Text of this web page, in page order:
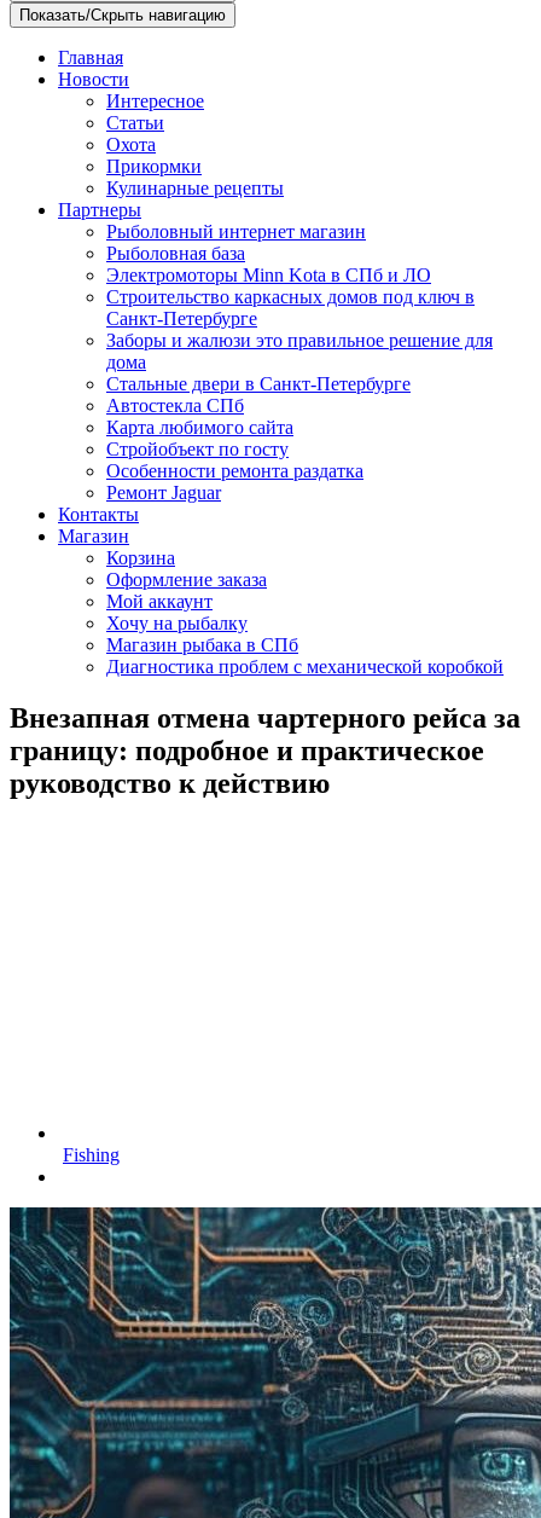
Показать/Скрыть навигацию
Главная
Новости
Интересное
Статьи
Охота
Прикормки
Кулинарные рецепты
Партнеры
Рыболовный интернет магазин
Рыболовная база
Электромоторы Minn Kota в СПб и ЛО
Строительство каркасных домов под ключ в
Санкт-Петербурге
Заборы и жалюзи это правильное решение для
дома
Стальные двери в Санкт-Петербурге
Автостекла СПб
Карта любимого сайта
Стройобъект по госту
Особенности ремонта раздатка
Ремонт Jaguar
Контакты
Магазин
Корзина
Оформление заказа
Мой аккаунт
Хочу на рыбалку
Магазин рыбака в СПб
Диагностика проблем с механической коробкой
Внезапная отмена чартерного рейса за
границу: подробное и практическое
руководство к действию
Fishing